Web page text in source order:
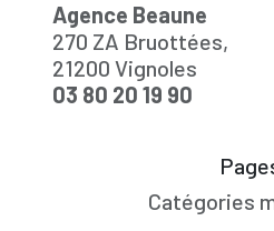
Agence Beaune
270 ZA Bruottées,
21200 Vignoles
03 80 20 19 90
Catégories